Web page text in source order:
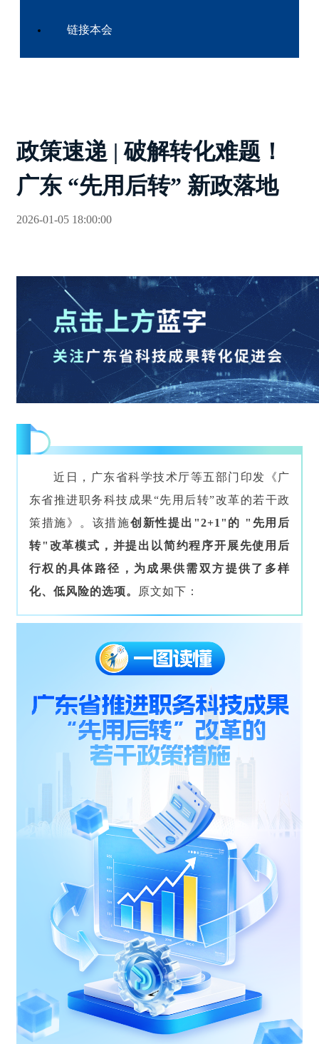
链接本会
政策速递 | 破解转化难题！
广东 “先用后转” 新政落地
2026-01-05 18:00:00
近日，广东省科学技术厅等五部门印发《广
东省推进职务科技成果“先用后转”改革的若干政
策措施》。该措施创新性提出"2+1"的 "先用后
转"改革模式，并提出以简约程序开展先使用后
行权的具体路径，为成果供需双方提供了多样
化、低风险的选项。
原文如下：